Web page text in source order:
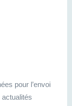
pour l’envoi